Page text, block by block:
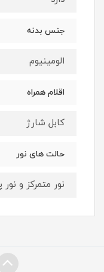
جنس بدنه
الومینیوم
اقلام همراه
کابل شارژ
حالت های نور
نور متمرکز و